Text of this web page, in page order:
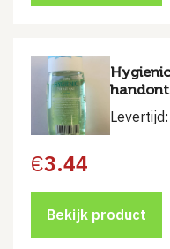
Levertijd:
€3.44
Bekijk product